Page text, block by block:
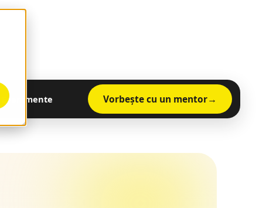
Evenimente Vorbește cu un mentor